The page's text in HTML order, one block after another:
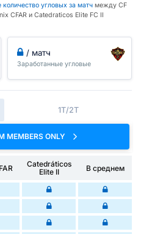
угловых за матчмежду CF
CFAR и Catedraticos Elite FC II
/ матч
Заработанные угловые
1Т/2Т
MEMBERS ONLY
Catedráticos
Elite II
В среднем